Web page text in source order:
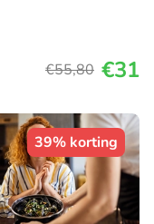
€55,80 €31
39% korting